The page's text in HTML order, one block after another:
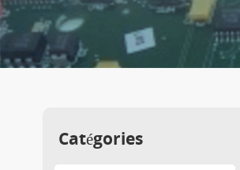
Catégories